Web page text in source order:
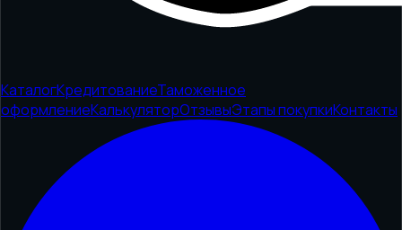
КаталогКредитованиеТаможенное
оформлениеКалькуляторОтзывыЭтапы покупкиКонтакты